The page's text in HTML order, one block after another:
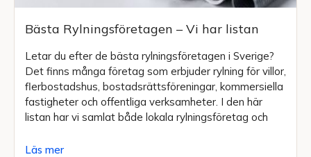
Bästa Rylningsföretagen – Vi har listan
Letar du efter de bästa rylningsföretagen i Sverige?
Det finns många företag som erbjuder rylning för villor,
flerbostadshus, bostadsrättsföreningar, kommersiella
fastigheter och offentliga verksamheter. I den här
listan har vi samlat både lokala rylningsföretag och
Läs mer